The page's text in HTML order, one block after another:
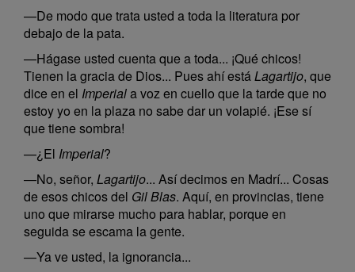
—De modo que trata usted a toda la literatura por
debajo de la pata.
—Hágase usted cuenta que a toda... ¡Qué chicos!
Tienen la gracia de Dios... Pues ahí estáLagartijo, que
dice en el Imperiala voz en cuello que la tarde que no
estoy yo en la plaza no sabe dar un volapié. ¡Ese sí
que tiene sombra!
—¿El Imperial?
—No, señor, Lagartijo... Así decimos en Madrí... Cosas
de esos chicos del Gil Blas. Aquí, en provincias, tiene
uno que mirarse mucho para hablar, porque en
seguida se escama la gente.
—Ya ve usted, la ignorancia...